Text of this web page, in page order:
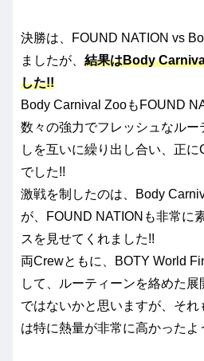
決勝は、FOUND NATION vs
ましたが、 結果はBody
した!!
Body Carnival ZooもFOUND
数々の強力でフレッシュなルー
しを互いに繰り出し合い、正
でした!!
激戦を制したのは、Body
が、FOUND NATIONも非常に
スを見せてくれました!!
両Crewともに、BOTY World
して、ルーティーンを絡めた
ではないかと思いますが、それ
は特に熱量が非常に高かったよ